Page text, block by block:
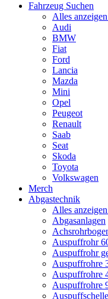
Fahrzeug Suchen
Alles
Audi
BMW
Fiat
Ford
Lancia
Mazda
Mini
Opel
Peugeot
Renault
Saab
Seat
Skoda
Toyota
Volkswagen
Merch
Abgastechnik
Alles
Abgasanlagen
Auspuffrohr
Auspuffrohr
Auspuffrohre
Auspuffrohre
Auspuffrohre